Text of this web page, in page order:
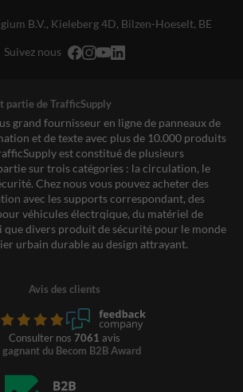
B.V., Kieleberg 4D, Bilzen-Hoeselt, BE
Suivez nous
partie de TrafficSupply
grand fournisseur en ligne de panneaux de
et de texte avec plus de 10.000 produits
est constitué de plusieurs
sur trois catégories : la circulation, le
Chez nous vous pouvez acheter des
avec les supports correspondant, des
véhicules électrqique, du matériel de
que divers produit de sécurité pour le monde
urbain durable au design attrayant.
Avis des clients
Consulter nos 7061 avis
gagnant du Becom B2B Award